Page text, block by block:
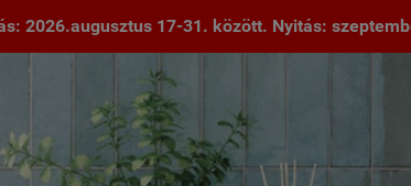
2026.augusztus 17-31. között. Nyitás: